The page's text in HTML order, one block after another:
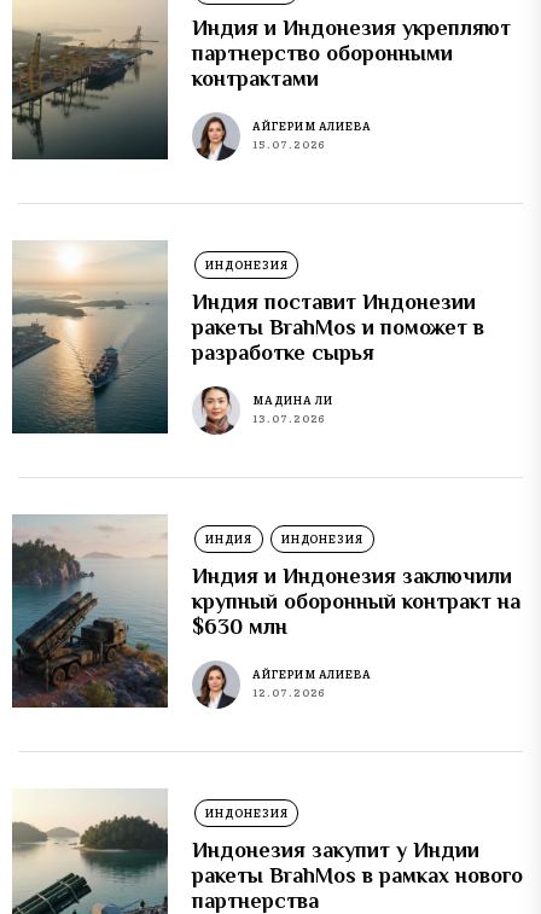
Индия и Индонезия укрепляют
партнерство оборонными
контрактами
АЙГЕРИМ АЛИЕВА
15.07.2026
ИНДОНЕЗИЯ
Индия поставит Индонезии
ракеты BrahMos и поможет в
разработке сырья
МАДИНА ЛИ
13.07.2026
ИНДИЯ ИНДОНЕЗИЯ
Индия и Индонезия заключили
крупный оборонный контракт на
$630 млн
АЙГЕРИМ АЛИЕВА
12.07.2026
ИНДОНЕЗИЯ
Индонезия закупит у Индии
ракеты BrahMos в рамках нового
партнерства